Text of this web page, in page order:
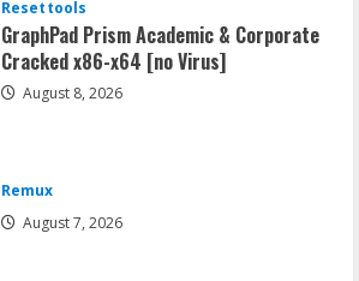
Remux
August 7, 2026
Lan
Dune: Awakening FitGirl Repack +Patch